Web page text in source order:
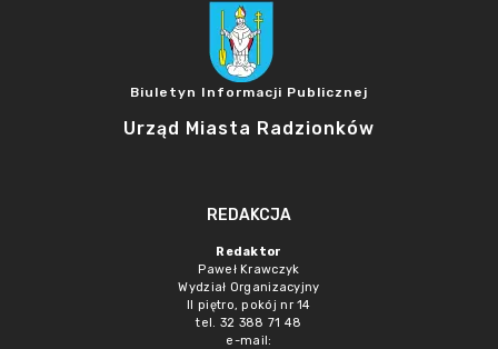
Biuletyn Informacji Publicznej
Urząd Miasta Radzionków
REDAKCJA
Redaktor
Paweł Krawczyk
Wydział Organizacyjny
II piętro, pokój nr 14
tel. 32 388 71 48
e-mail: